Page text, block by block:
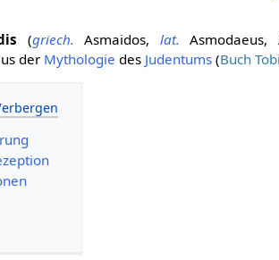
(griech. Asmaidos, lat.
der Mythologie des Judentums (Buch